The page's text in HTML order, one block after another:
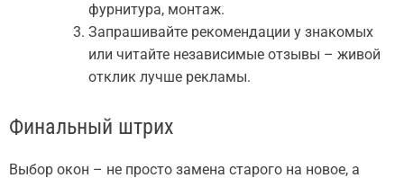
фурнитура, монтаж.
Запрашивайте рекомендации у знакомых
или читайте независимые отзывы – живой
отклик лучше рекламы.
Финальный штрих
Выбор окон – не просто замена старого на новое, а